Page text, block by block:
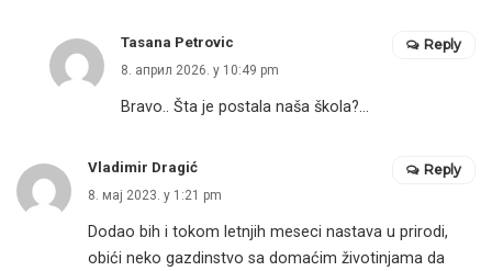
Tasana Petrovic
8. април 2026. у 10:49 pm
Bravo.. Šta je postala naša škola?…
Reply
Vladimir Dragić
8. мај 2023. у 1:21 pm
Dodao bih i tokom letnjih meseci nastava u prirodi,
obići neko gazdinstvo sa domaćim životinjama da
Reply